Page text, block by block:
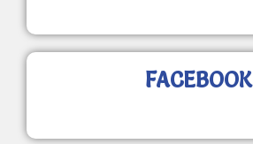
FACEBOOK